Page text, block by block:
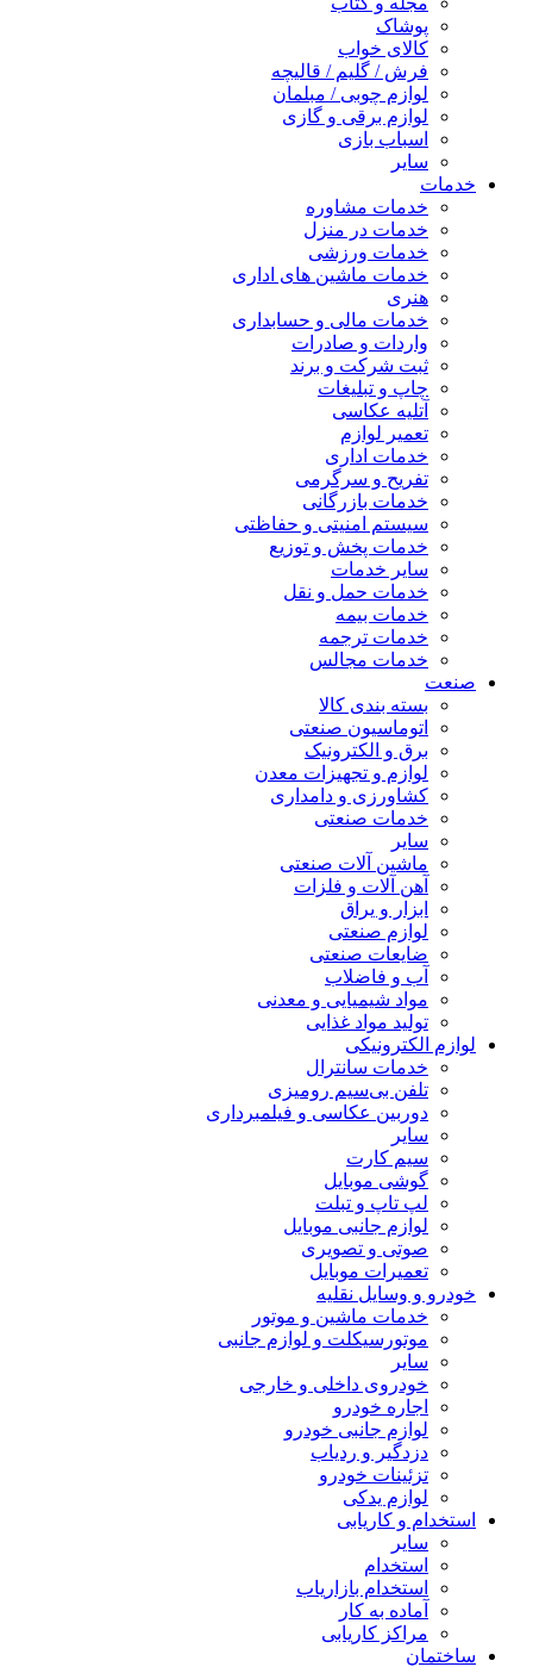
پوشاک
کالای خواب
فرش / گلیم / قالیچه
لوازم چوبی / مبلمان
لوازم برقی و گازی
اسباب بازی
سایر
خدمات
خدمات مشاوره
خدمات در منزل
خدمات ورزشی
خدمات ماشین های اداری
هنری
خدمات مالی و حسابداری
واردات و صادرات
ثبت شرکت و برند
چاپ و تبلیغات
آتلیه عکاسی
تعمیر لوازم
خدمات اداری
تفریح و سرگرمی
خدمات بازرگانی
سیستم امنیتی و حفاظتی
خدمات پخش و توزیع
سایر خدمات
خدمات حمل و نقل
خدمات بیمه
خدمات ترجمه
خدمات مجالس
صنعت
بسته بندی کالا
اتوماسیون صنعتی
برق و الکترونیک
لوازم و تجهیزات معدن
کشاورزی و دامداری
خدمات صنعتی
سایر
ماشین آلات صنعتی
آهن آلات و فلزات
ابزار و یراق
لوازم صنعتی
ضایعات صنعتی
آب و فاضلاب
مواد شیمیایی و معدنی
تولید مواد غذایی
لوازم الکترونیکی
خدمات سانترال
تلفن بی‌سیم رومیزی
دوربین عکاسی و فیلمبرداری
سایر
سیم کارت
گوشی موبایل
لپ تاپ و تبلت
لوازم جانبی موبایل
صوتی و تصویری
تعمیرات موبایل
خودرو و وسایل نقلیه
خدمات ماشین و موتور
موتورسیکلت و لوازم جانبی
سایر
خودروی داخلی و خارجی
اجاره خودرو
لوازم جانبی خودرو
دزدگیر و ردیاب
تزئینات خودرو
لوازم یدکی
استخدام و کاریابی
سایر
استخدام
استخدام بازاریاب
آماده به کار
مراکز کاریابی
ساختمان